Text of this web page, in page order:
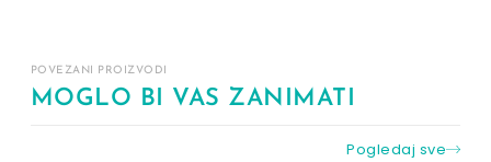
POVEZANI PROIZVODI
MOGLO BI VAS ZANIMATI
Pogledaj sve